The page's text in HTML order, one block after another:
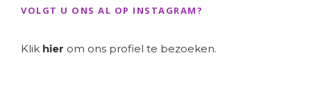
VOLGT U ONS AL OP INSTAGRAM?
Klik hier om ons profiel te bezoeken.